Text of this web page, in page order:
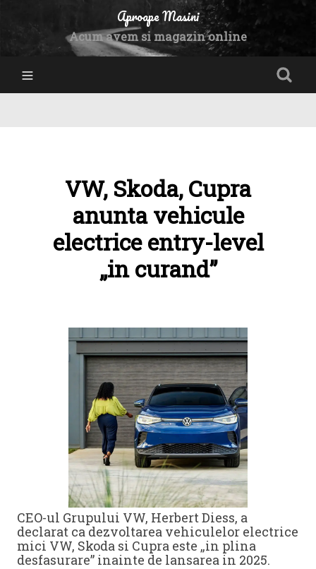
Aproape Masini
Acum avem si magazin online
VW, Skoda, Cupra
anunta vehicule
electrice entry-level
„in curand”
CEO-ul Grupului VW, Herbert Diess, a
declarat ca dezvoltarea vehiculelor electrice
mici VW, Skoda si Cupra este „in plina
desfasurare” inainte de lansarea in 2025.